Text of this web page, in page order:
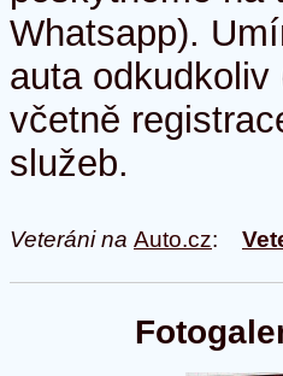
Whatsapp).
auta
včetně
služeb.
Veteráni na Auto.cz: